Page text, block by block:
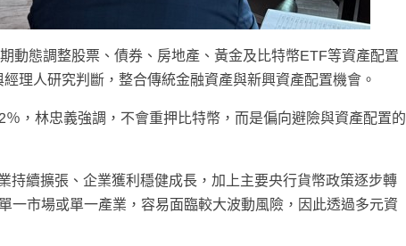
動態調整股票、債券、房地產、黃金及比特幣ETF等資產配置
理人研究判斷，整合傳統金融資產與新興資產配置機會。
，林忠義強調，不會重押比特幣，而是偏向避險與資產配置的
持續擴張、企業獲利穩健成長，加上主要央行貨幣政策逐步轉
一市場或單一產業，容易面臨較大波動風險，因此透過多元資